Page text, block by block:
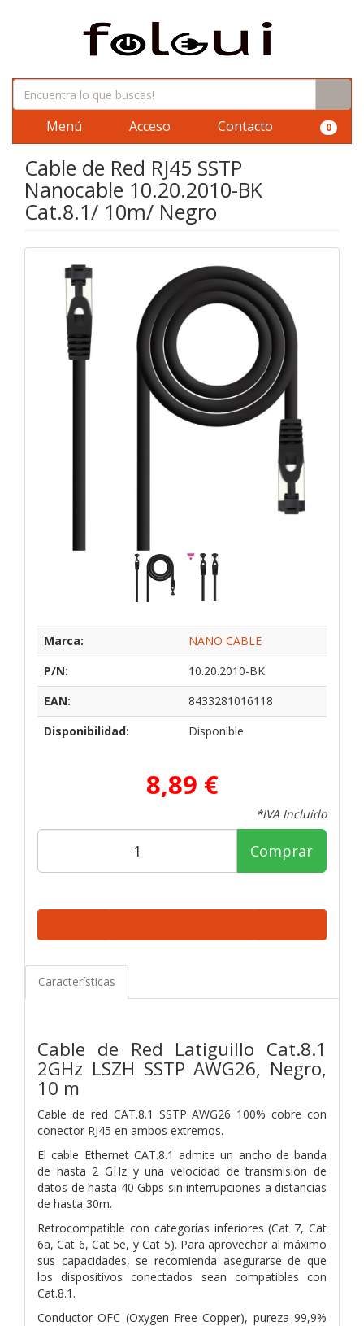
Menú Acceso Contacto 0
Cable de Red RJ45 SSTP
Nanocable 10.20.2010-BK
Cat.8.1/ 10m/ Negro
Marca:
NANO CABLE
P/N:
10.20.2010-BK
EAN:
8433281016118
Disponibilidad:
Disponible
8,89 €
*IVA Incluido
Comprar
Características
Cable de Red Latiguillo Cat.8.1
2GHz LSZH SSTP AWG26, Negro,
10 m
Cable de red CAT.8.1 SSTP AWG26 100% cobre con
conector RJ45 en ambos extremos.
El cable Ethernet CAT.8.1 admite un ancho de banda
de hasta 2 GHz y una velocidad de transmisión de
datos de hasta 40 Gbps sin interrupciones a distancias
de hasta 30m.
Retrocompatible con categorías inferiores (Cat 7, Cat
6a, Cat 6, Cat 5e, y Cat 5). Para aprovechar al máximo
sus capacidades, se recomienda asegurarse de que
los dispositivos conectados sean compatibles con
Cat.8.1.
Conductor OFC (Oxygen Free Copper), pureza 99,9%